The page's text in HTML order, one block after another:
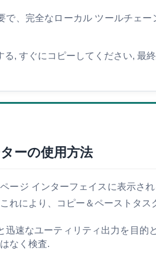
で、完全なローカル ツールチェ
る, すぐにコピーしてください, 最
ーの使用方法
ージ インターフェイスに表示さ
れにより、コピー＆ペーストタ
迅速なユーティリティ出力を目
なく検査.